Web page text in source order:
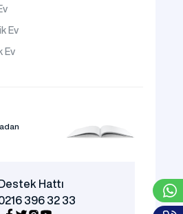
Ev
Ev
Destek Hattı
396 32 33